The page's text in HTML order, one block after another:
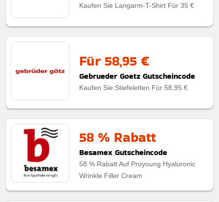
Kaufen Sie Langarm-T-Shirt Für 35 €
Für 58,95 €
Gebrueder Goetz Gutscheincode
Kaufen Sie Stiefeletten Für 58,95 €
58 % Rabatt
Besamex Gutscheincode
58 % Rabatt Auf Proyoung Hyaluronic
Wrinkle Filler Cream